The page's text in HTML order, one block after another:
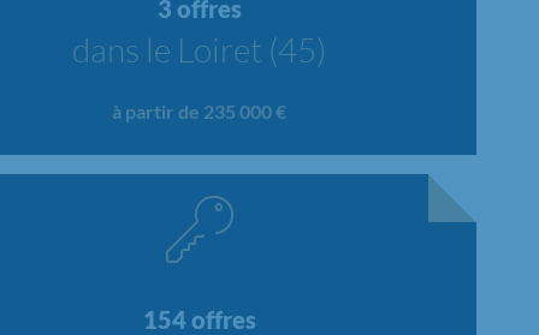
3 offres
dans le Loiret (45)
à partir de 235 000 €
154 offres